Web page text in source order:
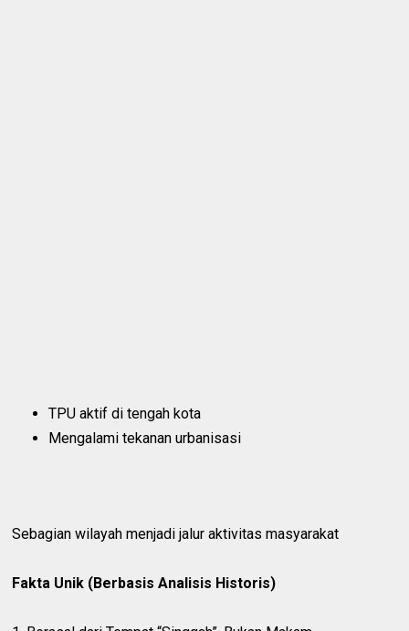
TPU aktif di tengah kota
Mengalami tekanan urbanisasi
Sebagian wilayah menjadi jalur aktivitas masyarakat
Fakta Unik (Berbasis Analisis Historis)